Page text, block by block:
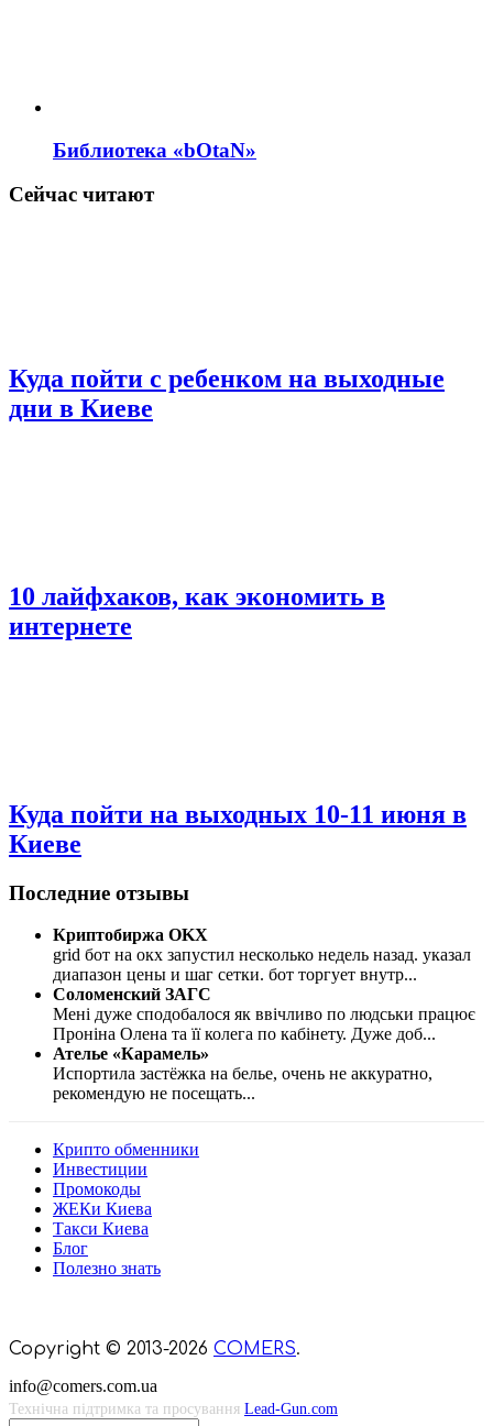
Библиотека «bOtaN»
Сейчас читают
Куда пойти с ребенком на выходные
дни в Киеве
10 лайфхаков, как экономить в
интернете
Куда пойти на выходных 10-11 июня в
Киеве
Последние отзывы
Криптобиржа OKX
grid бот на окх запустил несколько недель назад. указал
диапазон цены и шаг сетки. бот торгует внутр...
Соломенский ЗАГС
Мені дуже сподобалося як ввічливо по людськи працює
Проніна Олена та її колега по кабінету. Дуже доб...
Ателье «Карамель»
Испортила застёжка на белье, очень не аккуратно,
рекомендую не посещать...
Крипто обменники
Инвестиции
Промокоды
ЖЕКи Киева
Такси Киева
Блог
Полезно знать
Copyright © 2013-2026 COMERS.
info@comers.com.ua
Технічна підтримка та просування Lead-Gun.com